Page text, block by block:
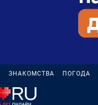
ЗНАКОМСТВА ПОГОДА